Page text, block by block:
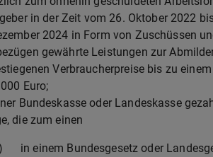
in der Zeit vom 26. Oktober 2022
2024 in Form von Zuschüssen
gewährte Leistungen zur
Verbraucherpreise bis zu
Euro;
Bundeskasse oder Landeskasse
die zum einen
in einem Bundesgesetz oder